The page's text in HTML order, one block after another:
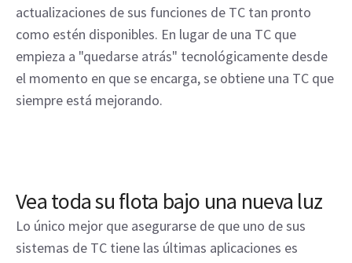
actualizaciones de sus funciones de TC tan pronto
como estén disponibles. En lugar de una TC que
empieza a "quedarse atrás" tecnológicamente desde
el momento en que se encarga, se obtiene una TC que
siempre está mejorando.
Vea toda su flota bajo una nueva luz
Lo único mejor que asegurarse de que uno de sus
sistemas de TC tiene las últimas aplicaciones es